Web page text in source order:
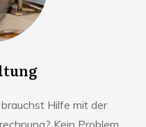
Hilfe mit der
Kein Problem,